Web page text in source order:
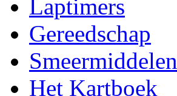
Laptimers
Gereedschap
Smeermiddelen
Het Kartboek